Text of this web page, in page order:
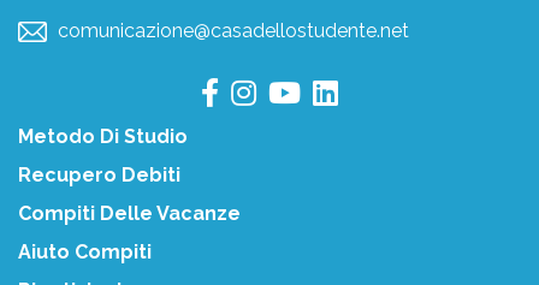
comunicazione@casadellostudente.net
Metodo Di Studio
Recupero Debiti
Compiti Delle Vacanze
Aiuto Compiti